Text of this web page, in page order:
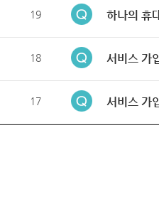
19 하나의 휴
18 서비스 가
17 서비스 가